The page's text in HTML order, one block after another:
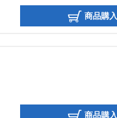
商品購入
商品購入